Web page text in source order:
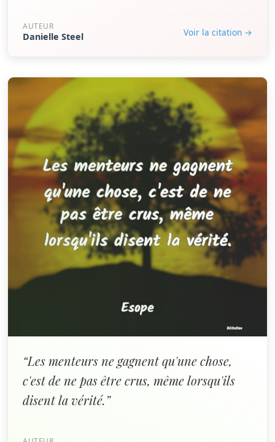
AUTEUR
Danielle Steel Voir la citation →
“Les menteurs ne gagnent qu'une chose,
c'est de ne pas être crus, même lorsqu'ils
disent la vérité.”